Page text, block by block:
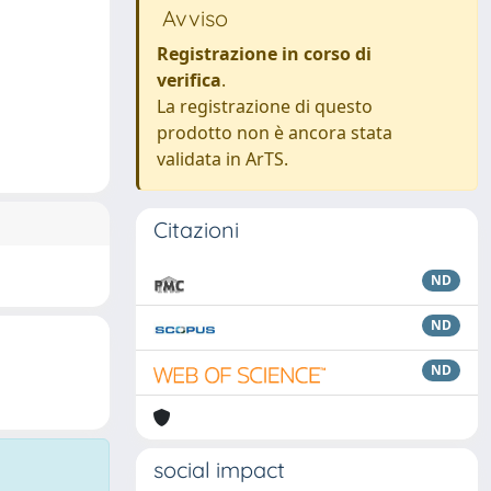
Avviso
Registrazione in corso di
verifica.
La registrazione di questo
prodotto non è ancora stata
validata in ArTS.
Citazioni
ND
ND
ND
social impact